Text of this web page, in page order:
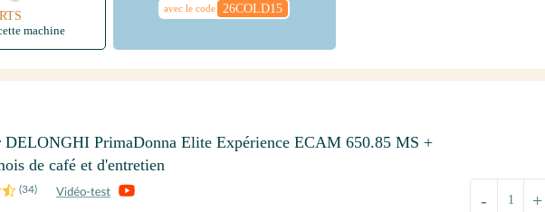
machine
avec le code 26COLD15
DELONGHI PrimaDonna Elite Expérience ECAM 650.85 MS +
de café et d'entretien
(34)
+
-